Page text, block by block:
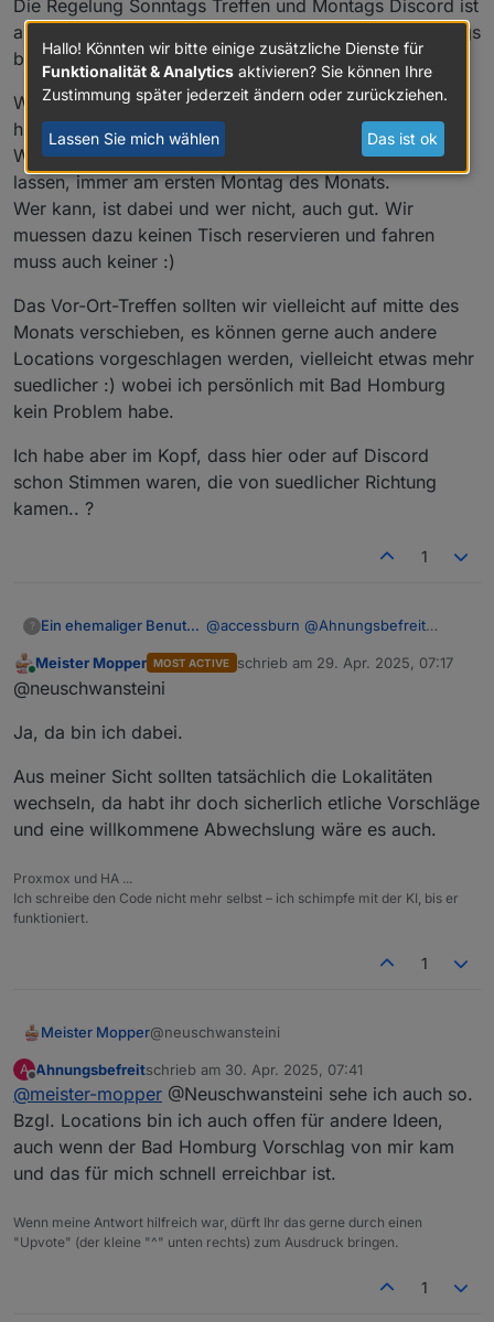
Die Regelung Sonntags Treffen und Montags Discord ist
auch suboptimal, da das meiste ja dann schon Sonntags
besprochen wurde....
Was meinen die anderen dazu ? Ich wuerde es gerne
hier diskutieren, da nicht alle im Discord dabei sind.
Wir koennten das Online-Discord-Meeting ja so stehen
lassen, immer am ersten Montag des Monats.
Wer kann, ist dabei und wer nicht, auch gut. Wir
muessen dazu keinen Tisch reservieren und fahren
muss auch keiner :)
Das Vor-Ort-Treffen sollten wir vielleicht auf mitte des
Monats verschieben, es können gerne auch andere
Locations vorgeschlagen werden, vielleicht etwas mehr
suedlicher :) wobei ich persönlich mit Bad Homburg
kein Problem habe.
Ich habe aber im Kopf, dass hier oder auf Discord
schon Stimmen waren, die von suedlicher Richtung
kamen.. ?
1
? Ein ehemaliger Benutzer @accessburn @Ahnungsbefreit
@Homoran @ioT4db @Linedancer
Zur Zeit ist kein Tisch reserviert fuer
Montags Discord ist auch suboptimal,
da das meiste ja dann schon Sonntags
besprochen wurde....
Wir koennten das Online-Discord-
Meeting ja so stehen lassen, immer
am ersten Montag des Monats.
Wer kann, ist dabei und wer nicht,
auch keiner :)
vielleicht auf mitte des Monats
verschieben, es können gerne auch
andere Locations vorgeschlagen
werden, vielleicht etwas mehr
Ich habe aber im Kopf, dass hier oder
auf Discord schon Stimmen waren, die
von suedlicher Richtung kamen.. ?
Meister Mopper MOST ACTIVE schrieb am 29. Apr. 2025, 07:17
zuletzt editiert von
@neuschwansteini
Ja, da bin ich dabei.
Aus meiner Sicht sollten tatsächlich die Lokalitäten
wechseln, da habt ihr doch sicherlich etliche Vorschläge
und eine willkommene Abwechslung wäre es auch.
Proxmox und HA ...
Ich schreibe den Code nicht mehr selbst – ich schimpfe mit der KI, bis er
funktioniert.
1
Meister Mopper@neuschwansteini
Ja, da bin ich dabei.
Aus meiner Sicht sollten tatsächlich die
Lokalitäten wechseln, da habt ihr doch
sicherlich etliche Vorschläge und eine
willkommene Abwechslung wäre es auch.
A
Offline
Ahnungsbefreitschrieb am 30. Apr. 2025, 07:41
zuletzt editiert von
@meister-mopper @Neuschwansteini sehe ich auch so.
Bzgl. Locations bin ich auch offen für andere Ideen,
auch wenn der Bad Homburg Vorschlag von mir kam
und das für mich schnell erreichbar ist.
Wenn meine Antwort hilfreich war, dürft Ihr das gerne durch einen
"Upvote" (der kleine "^" unten rechts) zum Ausdruck bringen.
1
Hallo! Könnten wir bitte einige zusätzliche Dienste für
Funktionalität & Analytics aktivieren? Sie können Ihre
Zustimmung später jederzeit ändern oder zurückziehen.
Lassen Sie mich wählen Das ist ok